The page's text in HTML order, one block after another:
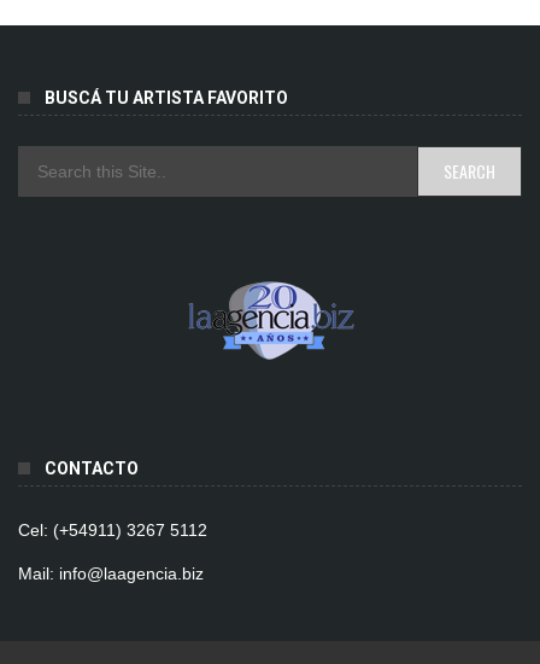
BUSCÁ TU ARTISTA FAVORITO
CONTACTO
Cel: (+54911) 3267 5112
Mail: info@laagencia.biz